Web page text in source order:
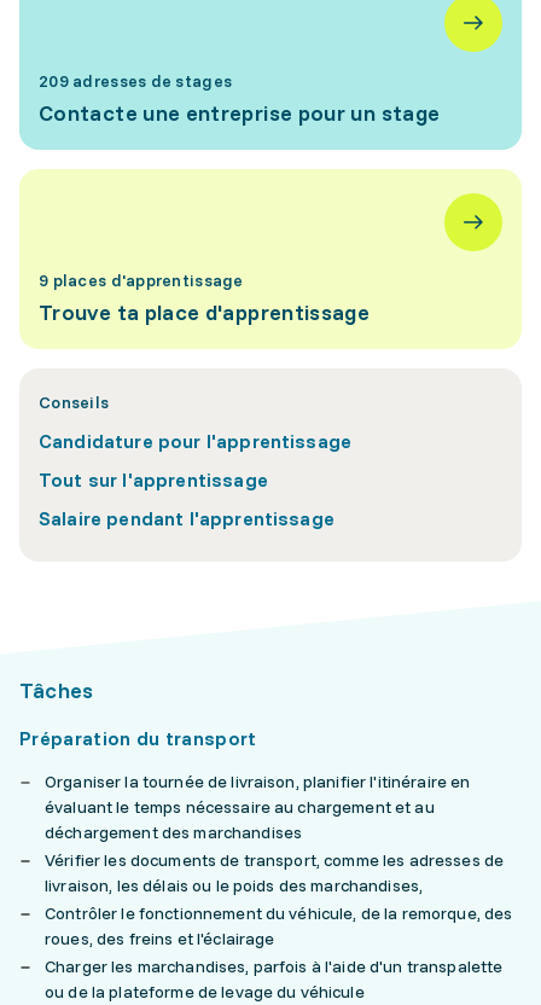
209 adresses de stages
Contacte une entreprise pour un stage
9 places d'apprentissage
Trouve ta place d'apprentissage
Conseils
Candidature pour l'apprentissage
Tout sur l'apprentissage
Salaire pendant l'apprentissage
Tâches
Préparation du transport
Organiser la tournée de livraison, planifier l'itinéraire en
évaluant le temps nécessaire au chargement et au
déchargement des marchandises
Vérifier les documents de transport, comme les adresses de
livraison, les délais ou le poids des marchandises,
Contrôler le fonctionnement du véhicule, de la remorque, des
roues, des freins et l'éclairage
Charger les marchandises, parfois à l'aide d'un transpalette
ou de la plateforme de levage du véhicule